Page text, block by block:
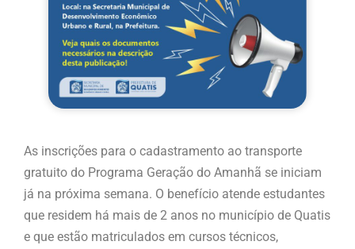
As inscrições para o cadastramento ao transporte
gratuito do Programa Geração do Amanhã se iniciam
já na próxima semana. O benefício atende estudantes
que residem há mais de 2 anos no município de Quatis
e que estão matriculados em cursos técnicos,